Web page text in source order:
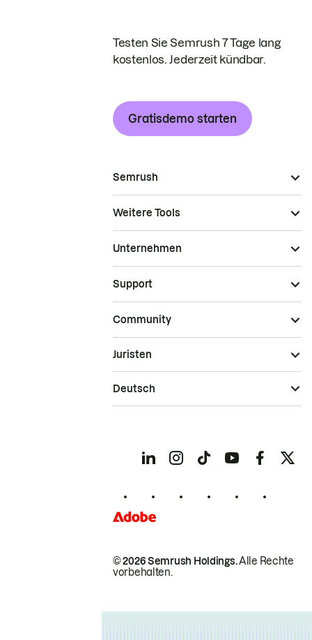
Testen Sie Semrush 7 Tage lang
kostenlos. Jederzeit kündbar.
Gratisdemo starten
Semrush
Weitere Tools
Unternehmen
Support
Community
© 2026 Semrush Holdings.Alle Rechte
vorbehalten.
Juristen
Deutsch